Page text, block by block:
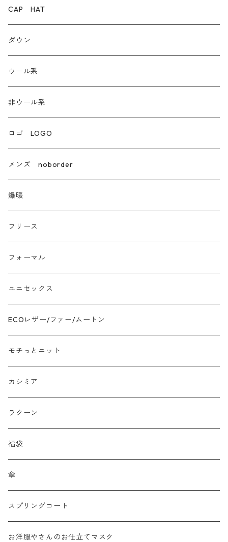
ダウン
ダンガリー
ウール系
非ウール系
エコレザー合成皮革
カシミア
ラクーン フェレット フォックス
モヘア
モチッとニット
ツイード
ジャガード
接触冷感
プリント柄物
刺繍レース
メッシュ
チュール
フリンジ フェザー
シャギー
CAP HAT
ダウン
ウール系
非ウール系
ロゴ LOGO
メンズ noborder
爆暖
フリース
フォーマル
ユニセックス
ECOレザー/ファー/ムートン
モチっとニット
カシミア
ラクーン
福袋
傘
スプリングコート
お洋服やさんのお仕立てマスク